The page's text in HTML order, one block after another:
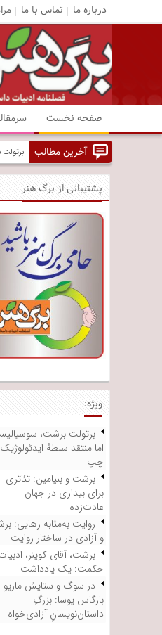
درباره ما تماس با ما
صفحه نخست
آخرین مطالب برشت
پشتیبانی از برگ هنر
ویژه:
برتولت برشت،
اما منتقد سلطۀ ایدئولوژیک
چپ
برشت و بنیامین: تئاتری
برای بیداری در جهان
عادت‌زده
روایت به‌مثابه رهایی:
و آزادی در ساختار روایت
برشت، آقای کوینر،
حکمت: یک یادداشت
در سوگ و ستایش ماریو
بارگاس یوسا: بزرگِ
داستان‌نویسانِ آزادی‌خواه